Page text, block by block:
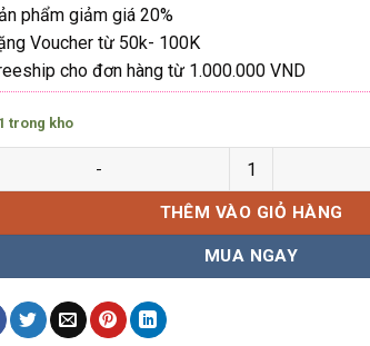
phẩm giảm giá 20%
Voucher từ 50k- 100K
cho đơn hàng từ 1.000.000 VND
trong kho
kính lục giác Molsion MJ6185 thời thượng số
THÊM VÀO GIỎ HÀNG
MUA NGAY